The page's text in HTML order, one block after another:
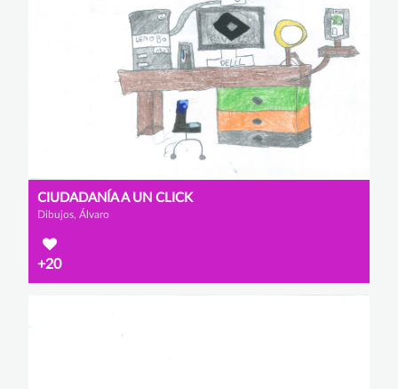
CIUDADANÍA A UN CLICK
Dibujos, Álvaro
+20